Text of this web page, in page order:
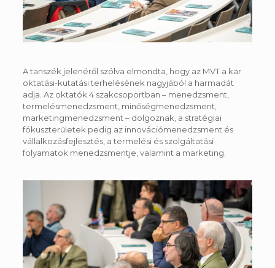
A tanszék jelenéről szólva elmondta, hogy az MVT a kar
oktatási-kutatási terhelésének nagyjából a harmadát
adja. Az oktatók 4 szakcsoportban – menedzsment,
termelésmenedzsment, minőségmenedzsment,
marketingmenedzsment – dolgoznak, a stratégiai
fókuszterületek pedig az innovációmenedzsment és
vállalkozásfejlesztés, a termelési és szolgáltatási
folyamatok menedzsmentje, valamint a marketing.